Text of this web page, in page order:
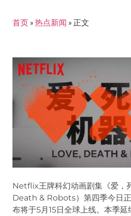
首页 »热点新闻 » 正文
Netflix王牌科幻动画剧集《爱，
Death & Robots）第四季今日
布将于5月15日全球上线。本季